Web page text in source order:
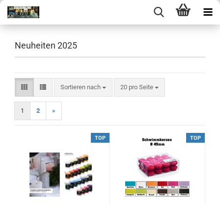
Neuheiten 2025
Sortieren nach
Sortieren nach 20 pro Seite
pro Seite
1 2 »
TOP TOP